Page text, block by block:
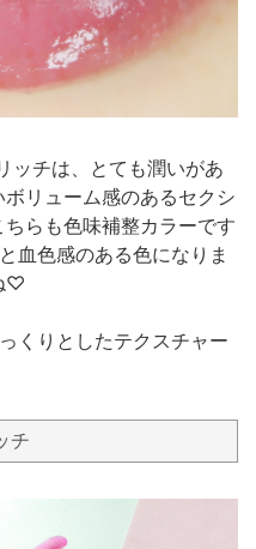
ッチは、とても潤いがあ
リューム感のあるセクシ
らも色味補整カラーです
血色感のある色になりま
♡
くりとしたテクスチャー
チ